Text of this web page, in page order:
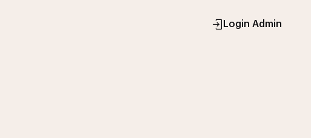
Login Admin